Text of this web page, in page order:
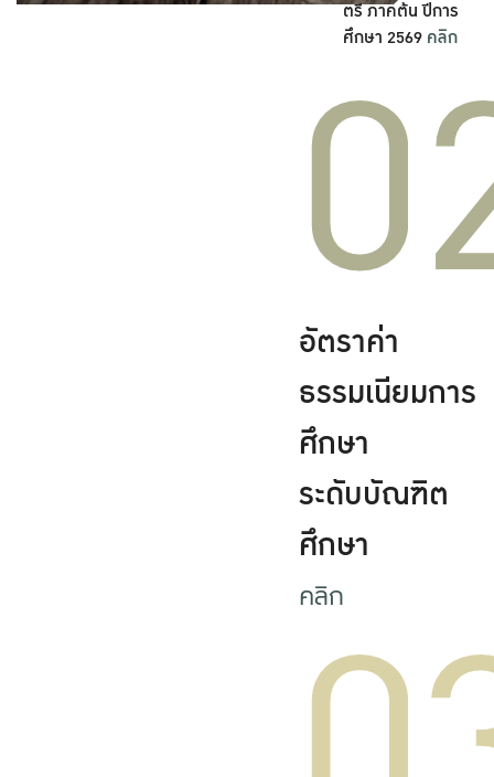
ตรี ภาคต้น ปีการ
ศึกษา 2569 คลิก
อัตราค่า
ธรรมเนียมการ
ศึกษา
ระดับบัณฑิต
ศึกษา
คลิก